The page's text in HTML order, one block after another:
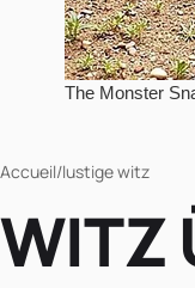
Accueil/lustige witz
WITZ